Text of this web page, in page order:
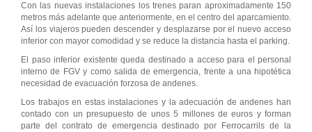
Con las nuevas instalaciones los trenes paran aproximadamente 150
metros más adelante que anteriormente, en el centro del aparcamiento.
Así los viajeros pueden descender y desplazarse por el nuevo acceso
inferior con mayor comodidad y se reduce la distancia hasta el parking.
El paso inferior existente queda destinado a acceso para el personal
interno de FGV y como salida de emergencia, frente a una hipotética
necesidad de evacuación forzosa de andenes.
Los trabajos en estas instalaciones y la adecuación de andenes han
contado con un presupuesto de unos 5 millones de euros y forman
parte del contrato de emergencia destinado por Ferrocarrils de la